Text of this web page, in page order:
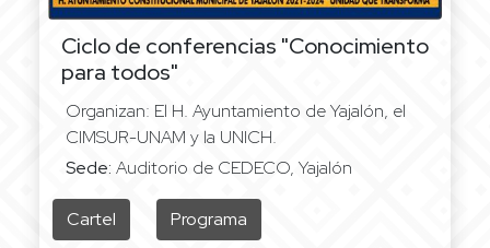
Ciclo de conferencias "Conocimiento
para todos"
Organizan: El H. Ayuntamiento de Yajalón, el
CIMSUR-UNAM y la UNICH.
Sede: Auditorio de CEDECO, Yajalón
Cartel Programa